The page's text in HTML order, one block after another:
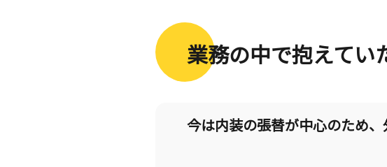
業務の中で抱えてい
今は内装の張替が中心のため、